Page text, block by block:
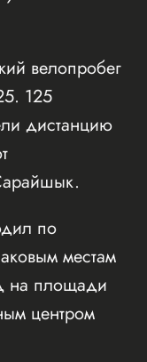
велопробег
125
дистанцию
по
местам
на площади
центром